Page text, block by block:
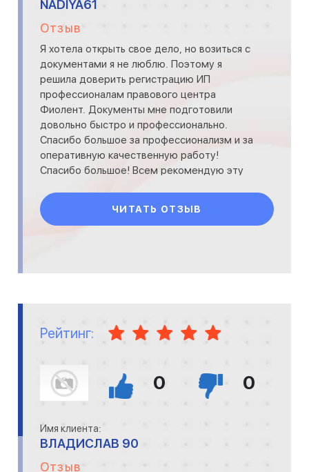
NADIYA61
Отзыв
Я хотела открыть свое дело, но возиться с
документами я не люблю. Поэтому я
решила доверить регистрацию ИП
профессионалам правового центра
Фиолент. Документы мне подготовили
довольно быстро и профессионально.
Спасибо большое за профессионализм и за
оперативную качественную работу!
Спасибо большое! Всем рекомендую эту
ЧИТАТЬ ОТЗЫВ
Рейтинг:
0 0
Имя клиента:
ВЛАДИСЛАВ 90
Отзыв